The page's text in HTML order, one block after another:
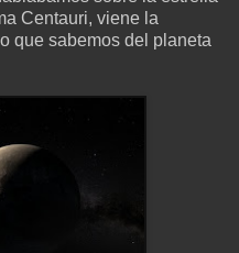
Centauri, viene la
que sabemos del planeta